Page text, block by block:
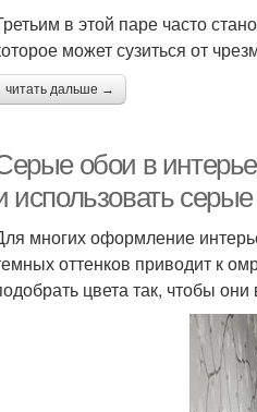
в этой паре часто
может сузиться от
читать дальше →
обои в
использовать
многих оформление
оттенков приводит к
цвета так, чтобы